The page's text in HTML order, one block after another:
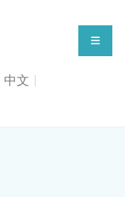
中文